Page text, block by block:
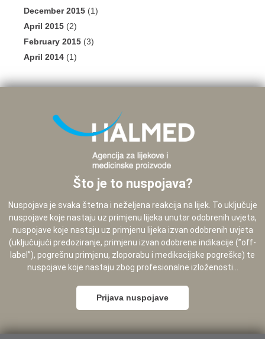
December 2015 (1)
April 2015 (2)
February 2015 (3)
April 2014 (1)
Što je to nuspojava?
Nuspojava je svaka štetna i neželjena reakcija na lijek. To uključuje
nuspojave koje nastaju uz primjenu lijeka unutar odobrenih uvjeta,
nuspojave koje nastaju uz primjenu lijeka izvan odobrenih uvjeta
(uključujući predoziranje, primjenu izvan odobrene indikacije (”off-
label”), pogrešnu primjenu, zloporabu i medikacijske pogreške) te
nuspojave koje nastaju zbog profesionalne izloženosti...
Prijava nuspojave